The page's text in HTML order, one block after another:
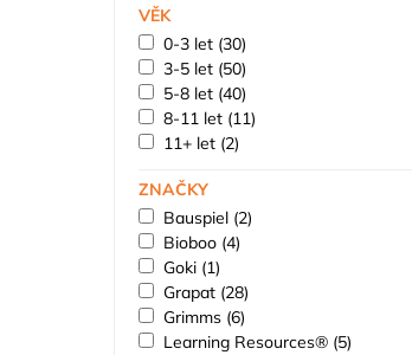
VĚK
0-3 let (30)
3-5 let (50)
5-8 let (40)
8-11 let (11)
11+ let (2)
ZNAČKY
Bauspiel (2)
Bioboo (4)
Goki (1)
Grapat (28)
Grimms (6)
Learning Resources® (5)